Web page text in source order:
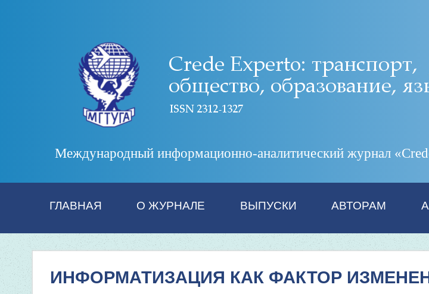
Международный информационно-аналитический журнал
ГЛАВНАЯ О ЖУРНАЛЕ ВЫПУСКИ АВТОРАМ
ИНФОРМАТИЗАЦИЯ КАК ФАКТОР